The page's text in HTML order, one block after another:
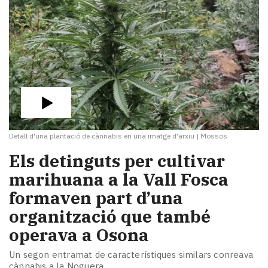
Detall d'una plantació de cànnabis en una imatge d'arxiu | Mossos
Els detinguts per cultivar
marihuana a la Vall Fosca
formaven part d’una
organització que també
operava a Osona
Un segon entramat de característiques similars conreava